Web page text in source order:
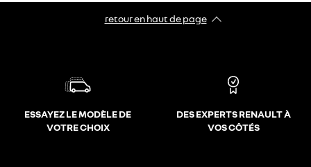
retour en haut de page​
ESSAYEZ LE MODÈLE DE
VOTRE CHOIX
DES EXPERTS RENAULT À
VOS CÔTÉS